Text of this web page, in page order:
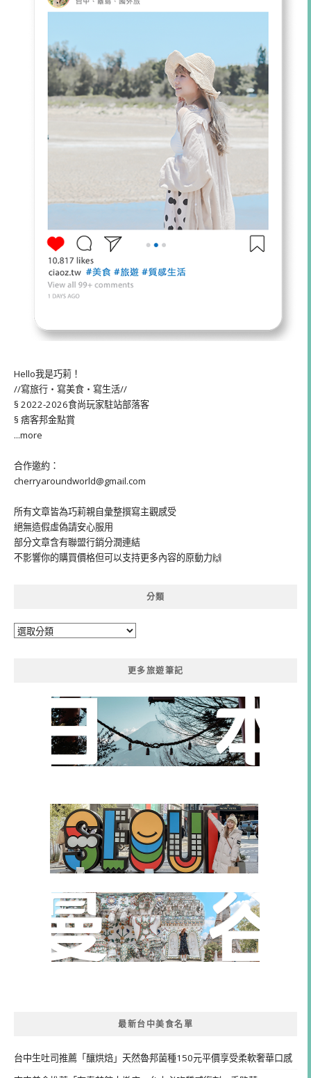
Hello我是巧莉！
//寫旅行・寫美食・寫生活//
§ 2022-2026食尚玩家駐站部落客
§ 痞客邦金點賞
...more
合作邀約：
cherryaroundworld@gmail.com
所有文章皆為巧莉親自彙整撰寫主觀感受
絕無造假虛偽請安心服用
部分文章含有聯盟行銷分潤連結
不影響你的購買價格但可以支持更多內容的原動力🙌
分類
分
更多旅遊筆記
最新台中美食名單
台中生吐司推薦「釀烘焙」天然魯邦菌種150元平價享受柔軟奢華口感